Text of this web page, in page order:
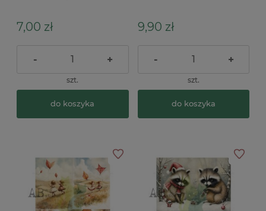
7,00 zł
- +
szt.
do koszyka
9,90 zł
- +
szt.
do koszyka